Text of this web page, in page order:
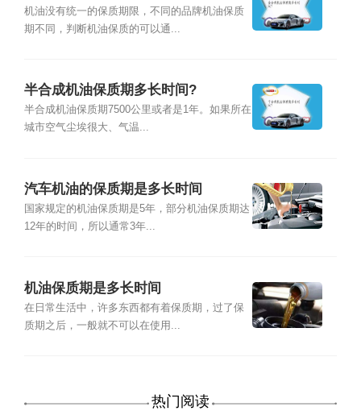
机油没有统一的保质期限，不同的品牌机油保质
期不同，判断机油保质的可以通...
半合成机油保质期多长时间?
半合成机油保质期7500公里或者是1年。如果所在
城市空气尘埃很大、气温...
汽车机油的保质期是多长时间
国家规定的机油保质期是5年，部分机油保质期达
12年的时间，所以通常3年...
机油保质期是多长时间
在日常生活中，许多东西都有着保质期，过了保
质期之后，一般就不可以在使用...
热门阅读